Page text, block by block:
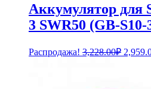
Аккумулятор для
3 SWR50 (GB-S10-
Распродажа! 3,228.00₽